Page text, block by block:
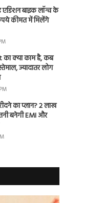
एडिशन बाइक लॉन्च के
कीमत में मिलेंगे
का क्या काम है, कब
ज्यादातर लोग
का प्लान? 2 लाख
बनेगी EMI और